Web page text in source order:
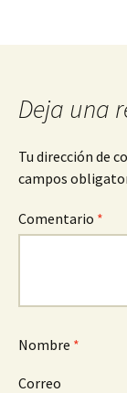
Deja una
Tu dirección de
campos
Comentario *
Nombre *
Correo